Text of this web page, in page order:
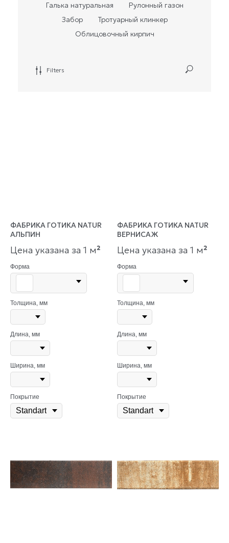
Галька натуральная
Рулонный газон
Забор
Тротуарный клинкер
Облицовочный кирпич
Filters
ФАБРИКА ГОТИКА NATUR
АЛЬПИН
Цена указана за 1 м²
Форма
Толщина, мм
Длина, мм
Ширина, мм
Покрытие
ФАБРИКА ГОТИКА NATUR
ВЕРНИСАЖ
Цена указана за 1 м²
Форма
Толщина, мм
Длина, мм
Ширина, мм
Покрытие